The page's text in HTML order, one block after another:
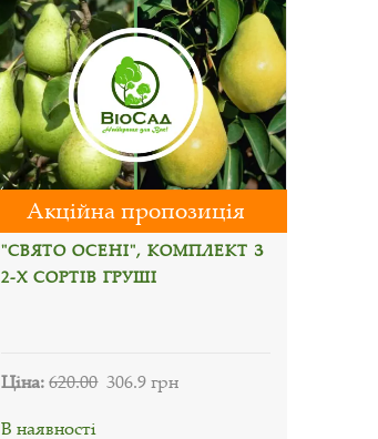
Акційна пропозиція
"СВЯТО ОСЕНІ", КОМПЛЕКТ З
2-Х СОРТІВ ГРУШІ
Ціна:620.00 306.9 грн
В наявності